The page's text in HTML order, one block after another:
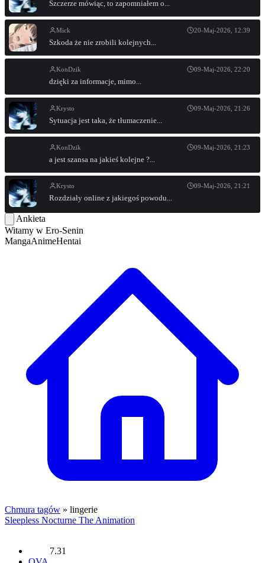
Szczerze mówiąc, to zapomniałem o...
Mick 20-Maj-2026, 12:39
Szkoda że nie zrobili kolejnych...
KonDzik 09-Maj-2026, 22:20
dzięki za informacje, mimo...
Krysto 09-Maj-2026, 21:26
Sytuacja jest taka, że tłumaczenie...
KonDzik 09-Maj-2026, 21:23
a jest szansa na jakieś kolejne ?...
Krysto 09-Maj-2026, 21:21
Rozdziały online z jakiegoś powodu...
Ankieta
Witamy w Ero-Senin
MangaAnimeHentai
Chmura tagów » lingerie
Sleepless Nocturne The Animation
7.31